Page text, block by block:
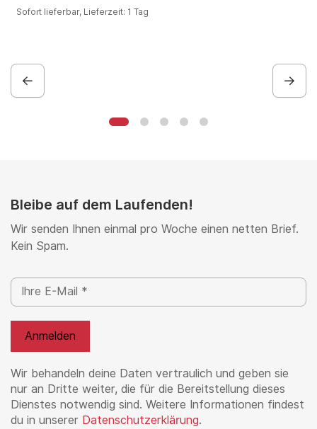
Sofort lieferbar, Lieferzeit: 1 Tag
Bleibe auf dem Laufenden!
Wir senden Ihnen einmal pro Woche einen netten Brief.
Kein Spam.
Wir behandeln deine Daten vertraulich und geben sie
nur an Dritte weiter, die für die Bereitstellung dieses
Dienstes notwendig sind. Weitere Informationen findest
du in unserer Datenschutzerklärung.